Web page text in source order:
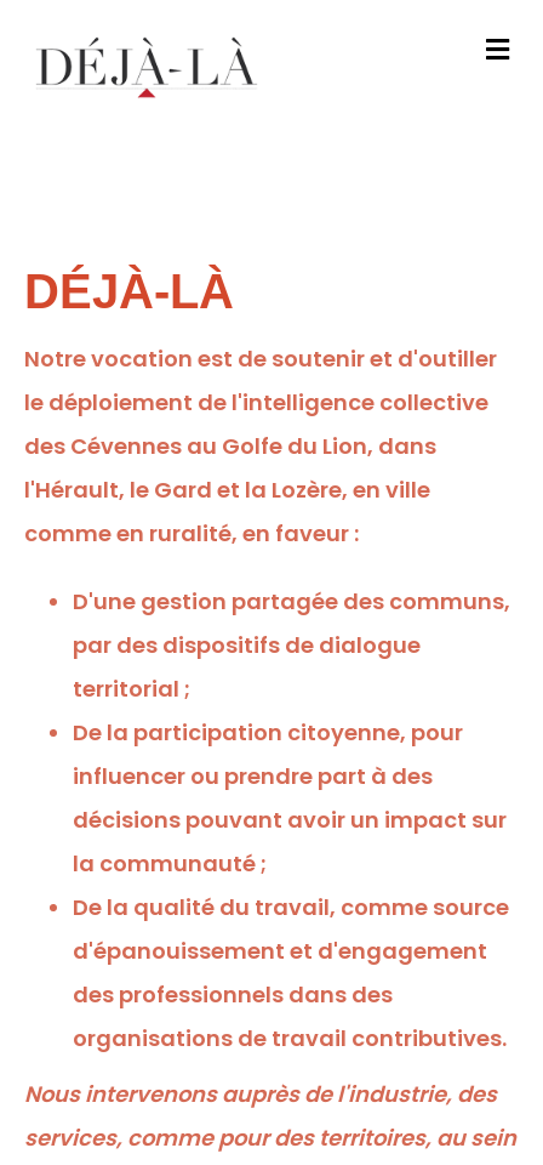
DÉJÀ-LÀ
Notre vocation est de soutenir et d'outiller
le déploiement de l'intelligence collective
des Cévennes au Golfe du Lion, dans
l'Hérault, le Gard et la Lozère, en ville
comme en ruralité, en faveur :
D'une gestion partagée des communs,
par des dispositifs de dialogue
territorial ;
De la participation citoyenne, pour
influencer ou prendre part à des
décisions pouvant avoir un impact sur
la communauté ;
De la qualité du travail, comme source
d'épanouissement et d'engagement
des professionnels dans des
organisations de travail contributives.
Nous intervenons auprès de l'industrie, des
services, comme pour des territoires, au sein